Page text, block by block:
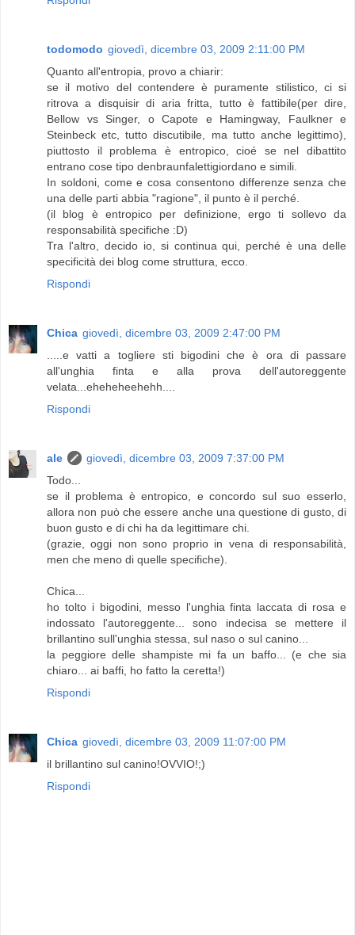
todomodo giovedì, dicembre 03, 2009 2:11:00 PM
Quanto all'entropia, provo a chiarir:
se il motivo del contendere è puramente stilistico, ci si
ritrova a disquisir di aria fritta, tutto è fattibile(per dire,
Bellow vs Singer, o Capote e Hamingway, Faulkner e
Steinbeck etc, tutto discutibile, ma tutto anche legittimo),
piuttosto il problema è entropico, cioé se nel dibattito
entrano cose tipo denbraunfalettigiordano e simili.
In soldoni, come e cosa consentono differenze senza che
una delle parti abbia "ragione", il punto è il perché.
(il blog è entropico per definizione, ergo ti sollevo da
responsabilità specifiche :D)
Tra l'altro, decido io, si continua qui, perché è una delle
specificità dei blog come struttura, ecco.
Rispondi
Chica giovedì, dicembre 03, 2009 2:47:00 PM
.....e vatti a togliere sti bigodini che è ora di passare
all'unghia finta e alla prova dell'autoreggente
velata...eheheheehehh....
Rispondi
ale
giovedì, dicembre 03, 2009 7:37:00 PM
Todo...
se il problema è entropico, e concordo sul suo esserlo,
allora non può che essere anche una questione di gusto, di
buon gusto e di chi ha da legittimare chi.
(grazie, oggi non sono proprio in vena di responsabilità,
men che meno di quelle specifiche).
Chica...
ho tolto i bigodini, messo l'unghia finta laccata di rosa e
indossato l'autoreggente... sono indecisa se mettere il
brillantino sull'unghia stessa, sul naso o sul canino...
la peggiore delle shampiste mi fa un baffo... (e che sia
chiaro... ai baffi, ho fatto la ceretta!)
Rispondi
Chica giovedì, dicembre 03, 2009 11:07:00 PM
il brillantino sul canino!OVVIO!;)
Rispondi